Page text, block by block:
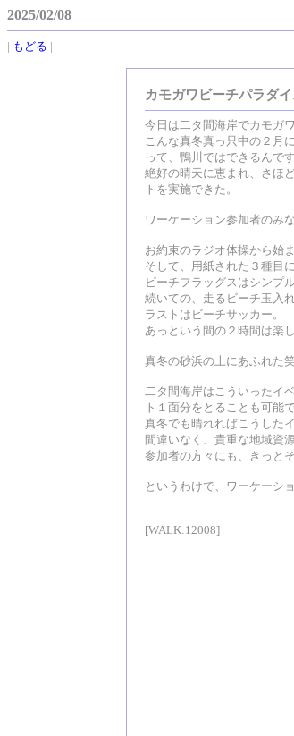
2025/02/08
| もどる |
カモガワビーチパラダイ
今日は二タ間海岸でカモガ
こんな真冬真っ只中の２月
って、鴨川ではできるんです
絶好の晴天に恵まれ、さほ
トを実施できた。
ワーケーション参加者のみ
お約束のラジオ体操から始
そして、用紙された３種目に
ビーチフラッグスはシンプ
続いての、走るビーチ玉入れ
ラストはビーチサッカー。
あっという間の２時間は楽
真冬の砂浜の上にあふれた
二タ間海岸はこういったイ
ト１面分をとることも可能で
真冬でも晴れればこうした
間違いなく、貴重な地域資
参加者の方々にも、きっと
というわけで、ワーケーシ
[WALK:12008]